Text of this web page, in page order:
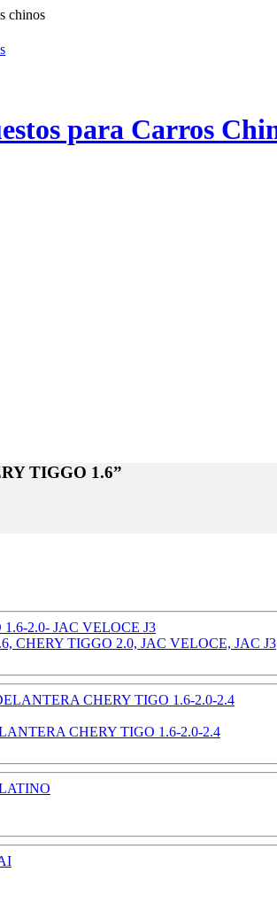
chinos
TIGGO 1.6”
CHERY TIGGO 2.0, JAC VELOCE, JAC J3
CHERY TIGO 1.6-2.0-2.4